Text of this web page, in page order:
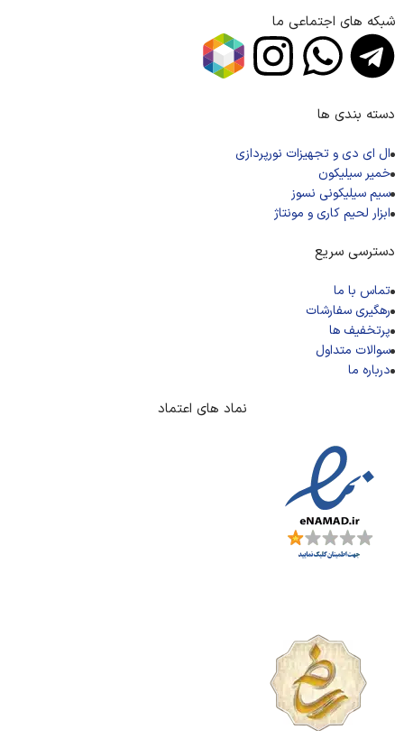
شبکه های اجتماعی ما
دسته بندی ها
ال‌ ای‌ دی و تجهیزات نورپردازی
خمیر سیلیکون
سیم سیلیکونی نسوز
ابزار لحیم کاری و مونتاژ
دسترسی سریع
تماس با ما
رهگیری سفارشات
پرتخفیف ها
سوالات متداول
درباره ما
نماد های اعتماد